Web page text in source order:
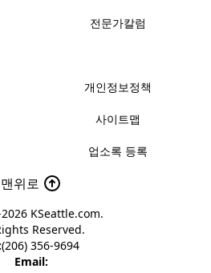
전문가칼럼
개인정보정책
사이트맵
업소록 등록
맨위로
KSeattle.com.
Reserved.
(206) 356-9694
Email: